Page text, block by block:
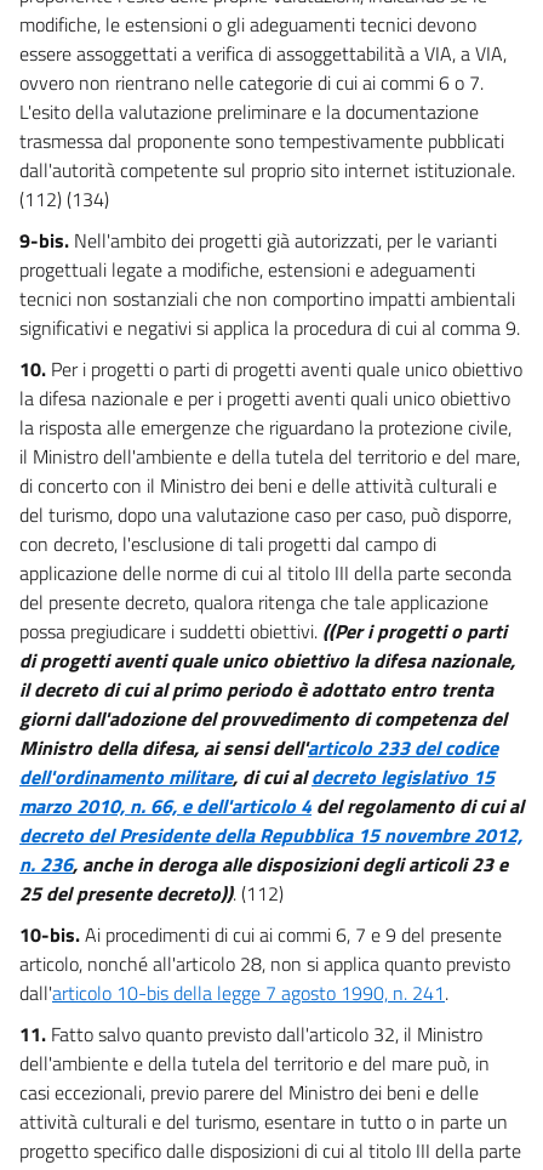
78 quinquies
78 sexies
78 septies
78 octies
78 novies
78 decies
78 undecies
79
CAPO II
ACQUE A SPECIFICA DESTINAZIONE
80
81
82
83
84
85
86
87
88
89
90
TITOLO III
TUTELA DEI CORPI IDRICI E DISCIPLINA DEGLI SCARICHI
CAPO I
AREE RICHIEDENTI SPECIFICHE MISURE DI PREVENZIONE
DALL'INQUINAMENTO E DI RISANAMENTO
91
92
93
94
CAPO II
TUTELA QUANTITATIVA DELLA RISORSA E RISPARMIO IDRICO
95
modifiche, le estensioni o gli adeguamenti tecnici devono
essere assoggettati a verifica di assoggettabilità a VIA, a VIA,
ovvero non rientrano nelle categorie di cui ai commi 6 o 7.
L'esito della valutazione preliminare e la documentazione
trasmessa dal proponente sono tempestivamente pubblicati
dall'autorità competente sul proprio sito internet istituzionale.
(112) (134)
9-bis. Nell'ambito dei progetti già autorizzati, per le varianti
progettuali legate a modifiche, estensioni e adeguamenti
tecnici non sostanziali che non comportino impatti ambientali
significativi e negativi si applica la procedura di cui al comma 9.
10. Per i progetti o parti di progetti aventi quale unico obiettivo
la difesa nazionale e per i progetti aventi quali unico obiettivo
la risposta alle emergenze che riguardano la protezione civile,
il Ministro dell'ambiente e della tutela del territorio e del mare,
di concerto con il Ministro dei beni e delle attività culturali e
del turismo, dopo una valutazione caso per caso, può disporre,
con decreto, l'esclusione di tali progetti dal campo di
applicazione delle norme di cui al titolo III della parte seconda
del presente decreto, qualora ritenga che tale applicazione
possa pregiudicare i suddetti obiettivi. ((Per i progetti o parti
di progetti aventi quale unico obiettivo la difesa nazionale,
il decreto di cui al primo periodo è adottato entro trenta
giorni dall'adozione del provvedimento di competenza del
Ministro della difesa, ai sensi dell'articolo 233 del codice
dell'ordinamento militare, di cui aldecreto legislativo 15
marzo 2010, n. 66, e dell'articolo 4del regolamento di cui al
decreto del Presidente della Repubblica 15 novembre 2012,
n. 236, anche in deroga alle disposizioni degli articoli 23 e
25 del presente decreto)). (112)
10-bis.Ai procedimenti di cui ai commi 6, 7 e 9 del presente
articolo, nonché all'articolo 28, non si applica quanto previsto
dall'articolo 10-bis della legge 7 agosto 1990, n. 241.
11. Fatto salvo quanto previsto dall'articolo 32, il Ministro
dell'ambiente e della tutela del territorio e del mare può, in
casi eccezionali, previo parere del Ministro dei beni e delle
attività culturali e del turismo, esentare in tutto o in parte un
progetto specifico dalle disposizioni di cui al titolo III della parte